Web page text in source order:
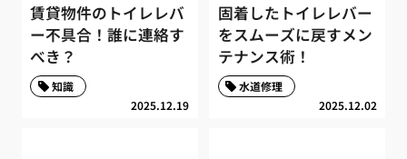
賃貸物件のトイレレバ
ー不具合！誰に連絡す
べき？
2025.12.19
知識
固着したトイレレバー
をスムーズに戻すメン
テナンス術！
2025.12.02
水道修理